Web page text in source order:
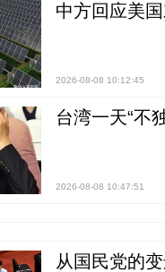
中方回应美
2026-08-08 10:12:45
台湾一天“不
2026-08-08 10:47:51
从国民党的